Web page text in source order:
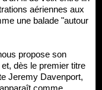
aériennes aux
une balade "autour
propose son
dès le premier titre
Jeremy Davenport,
comme